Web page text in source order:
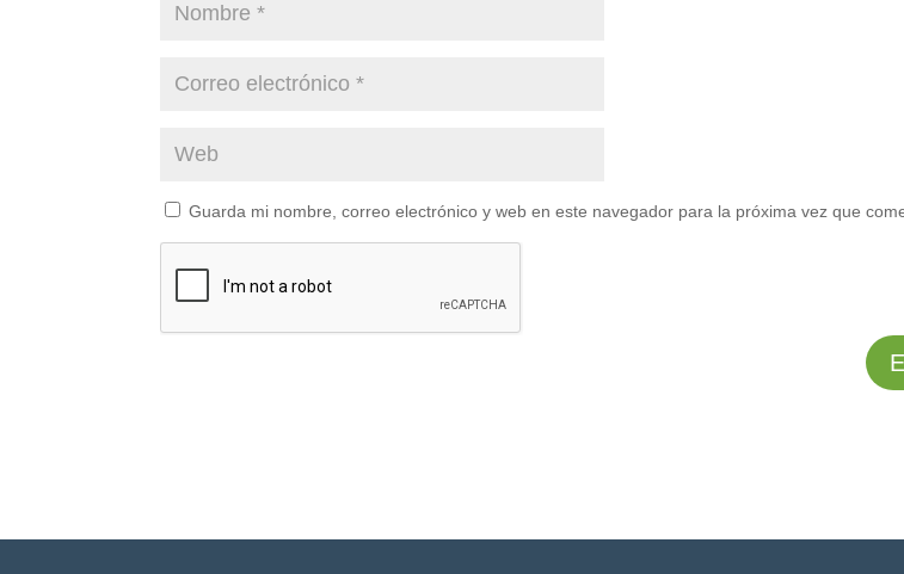
Guarda mi nombre, correo electrónico y web en este navegador para la próxima vez que